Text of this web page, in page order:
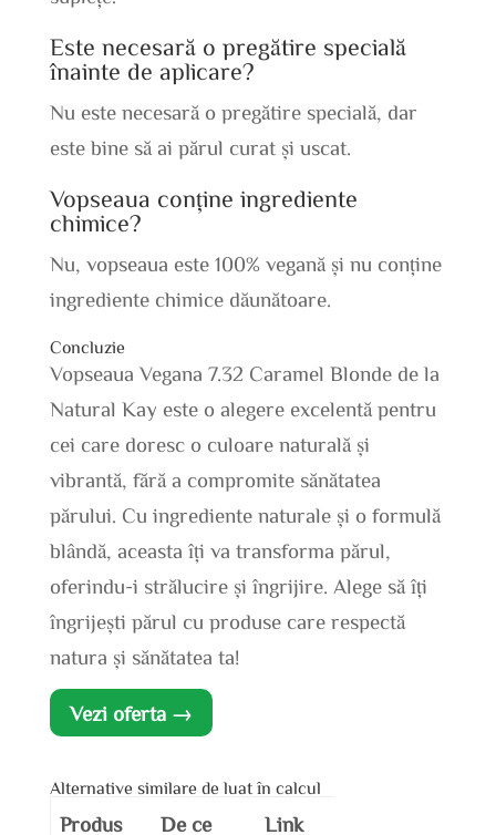
Este necesară o pregătire specială
înainte de aplicare?
Nu este necesară o pregătire specială, dar
este bine să ai părul curat și uscat.
Vopseaua conține ingrediente
chimice?
Nu, vopseaua este 100% vegană și nu conține
ingrediente chimice dăunătoare.
Concluzie
Vopseaua Vegana 7.32 Caramel Blonde de la
Natural Kay este o alegere excelentă pentru
cei care doresc o culoare naturală și
vibrantă, fără a compromite sănătatea
părului. Cu ingrediente naturale și o formulă
blândă, aceasta îți va transforma părul,
oferindu-i strălucire și îngrijire. Alege să îți
îngrijești părul cu produse care respectă
natura și sănătatea ta!
Vezi oferta →
Alternative similare de luat în calcul
Produs De ce Link